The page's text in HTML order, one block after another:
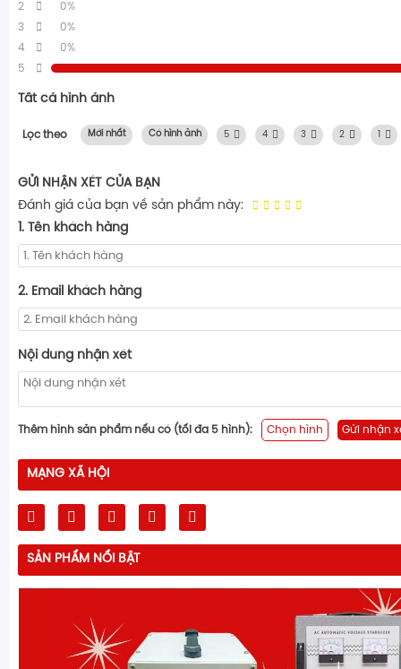
2
0%
3
0%
4
0%
5
Tất cả hình ảnh
Lọc theo Mới nhất Có hình ảnh 5 4 3 2
GỬI NHẬN XÉT CỦA BẠN
Đánh giá của bạn về sản phẩm này:
1. Tên khách hàng
2. Email khách hàng
Nội dung nhận xét
Thêm hình sản phẩm nếu có (tối đa 5 hình): Chọn hình Gửi nhận
MẠNG XÃ HỘI
SẢN PHẨM NỔI BẬT